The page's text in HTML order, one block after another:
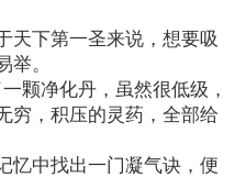
下第一圣来说，想要吸
举。
净化丹，虽然很低级，
穷，积压的灵药，全部给
中找出一门凝气诀，便